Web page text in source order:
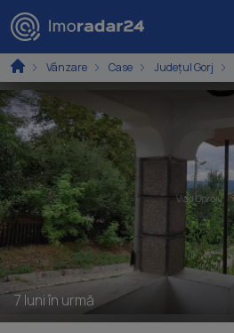
Vânzare Case Județul Gorj
7 luni în urmă